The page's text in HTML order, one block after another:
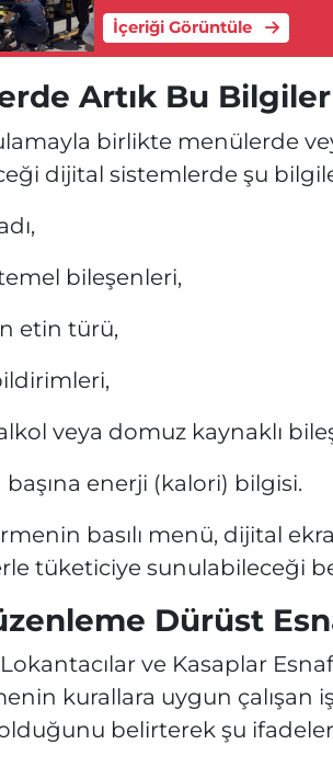
İçeriği Görüntüle
Artık Bu
birlikte menülerde
dijital sistemlerde şu
bileşenleri,
etin türü,
veya domuz kaynaklı
enerji (kalori) bilgisi.
basılı menü, dijital
tüketiciye sunulabileceği
Dürüst
ve Kasaplar
kurallara uygun çalışan
belirterek şu